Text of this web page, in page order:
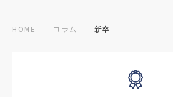
HOME コラム 新卒
#求人広